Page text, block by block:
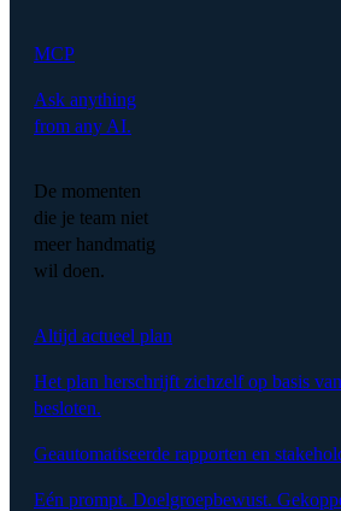
MCP
Ask anything
from any AI.
De momenten
die je team niet
meer handmatig
wil doen.
Altijd actueel plan
Het plan herschrijft zichzelf op basis
besloten.
Geautomatiseerde rapporten en
Eén prompt. Doelgroepbewust.